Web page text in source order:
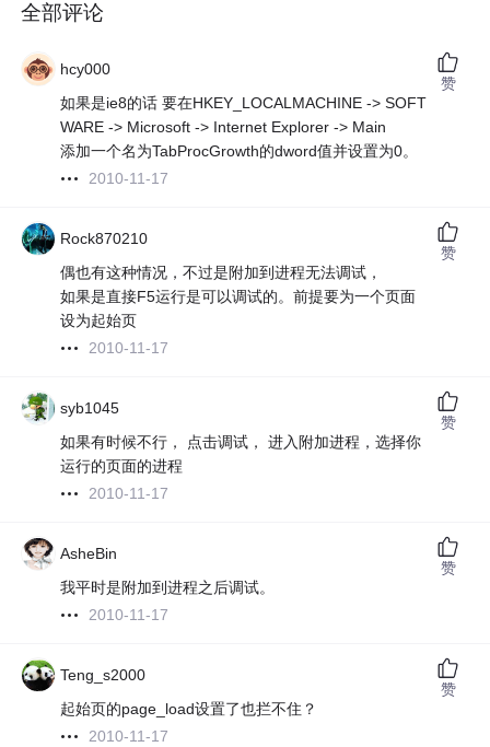
全部评论
hcy000
如果是ie8的话 要在HKEY_LOCALMACHINE -> SOFT
WARE -> Microsoft -> Internet Explorer -> Main
添加一个名为TabProcGrowth的dword值并设置为0。
2010-11-17
赞
Rock870210
偶也有这种情况，不过是附加到进程无法调试，
如果是直接F5运行是可以调试的。前提要为一个页面
设为起始页
2010-11-17
赞
syb1045
如果有时候不行， 点击调试， 进入附加进程，选择你
运行的页面的进程
2010-11-17
赞
AsheBin
我平时是附加到进程之后调试。
2010-11-17
赞
Teng_s2000
起始页的page_load设置了也拦不住？
2010-11-17
赞